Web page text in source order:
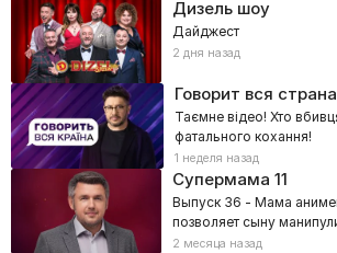
Дизель шоу
Дайджест
2 дня назад
Говорит вся страна
Таємне відео! Хто
фатального кохання!
1 неделя назад
Супермама 11
Выпуск 36 - Мама
позволяет сыну
2 месяца назад